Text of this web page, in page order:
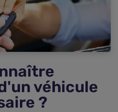
véhicule
?